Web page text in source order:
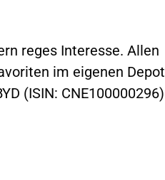
reges Interesse. Allen
im eigenen Depot
(ISIN: CNE100000296)